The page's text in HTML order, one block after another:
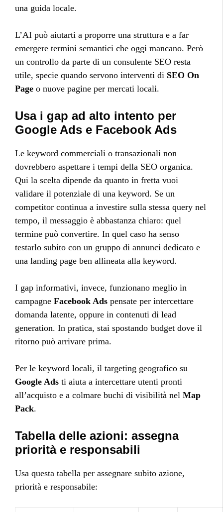
una guida locale.
L’AI può aiutarti a proporre una struttura e a far
emergere termini semantici che oggi mancano. Però
un controllo da parte di un consulente SEO resta
utile, specie quando servono interventi di SEO On
Page o nuove pagine per mercati locali.
Usa i gap ad alto intento per
Google Ads e Facebook Ads
Le keyword commerciali o transazionali non
dovrebbero aspettare i tempi della SEO organica.
Qui la scelta dipende da quanto in fretta vuoi
validare il potenziale di una keyword. Se un
competitor continua a investire sulla stessa query nel
tempo, il messaggio è abbastanza chiaro: quel
termine può convertire. In quel caso ha senso
testarlo subito con un gruppo di annunci dedicato e
una landing page ben allineata alla keyword.
I gap informativi, invece, funzionano meglio in
campagne Facebook Ads pensate per intercettare
domanda latente, oppure in contenuti di lead
generation. In pratica, stai spostando budget dove il
ritorno può arrivare prima.
Per le keyword locali, il targeting geografico su
Google Ads ti aiuta a intercettare utenti pronti
all’acquisto e a colmare buchi di visibilità nel Map
Pack.
Tabella delle azioni: assegna
priorità e responsabili
Usa questa tabella per assegnare subito azione,
priorità e responsabile: